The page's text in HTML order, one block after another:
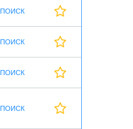
ПОИСК
ПОИСК
ПОИСК
ПОИСК